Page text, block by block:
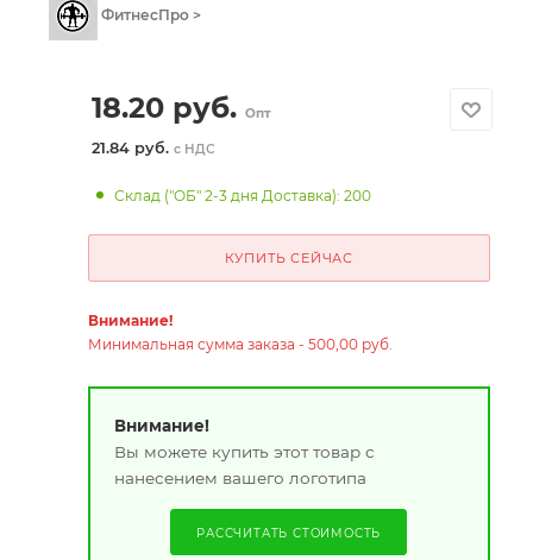
ФитнесПро >
18.20руб. Опт
21.84 руб. с НДС
Склад ("ОБ" 2-3 дня Доставка): 200
КУПИТЬ СЕЙЧАС
Внимание!
Минимальная сумма заказа - 500,00 руб.
Внимание!
Вы можете купить этот товар с
нанесением вашего логотипа
РАССЧИТАТЬ СТОИМОСТЬ